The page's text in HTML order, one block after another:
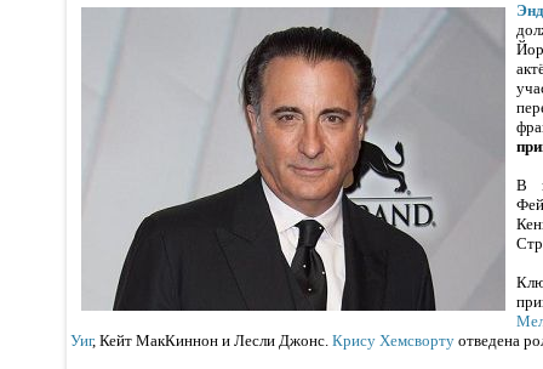
В
Уиг, Кейт МакКиннон и Лесли Джонс. Крису Хемсворту отведена